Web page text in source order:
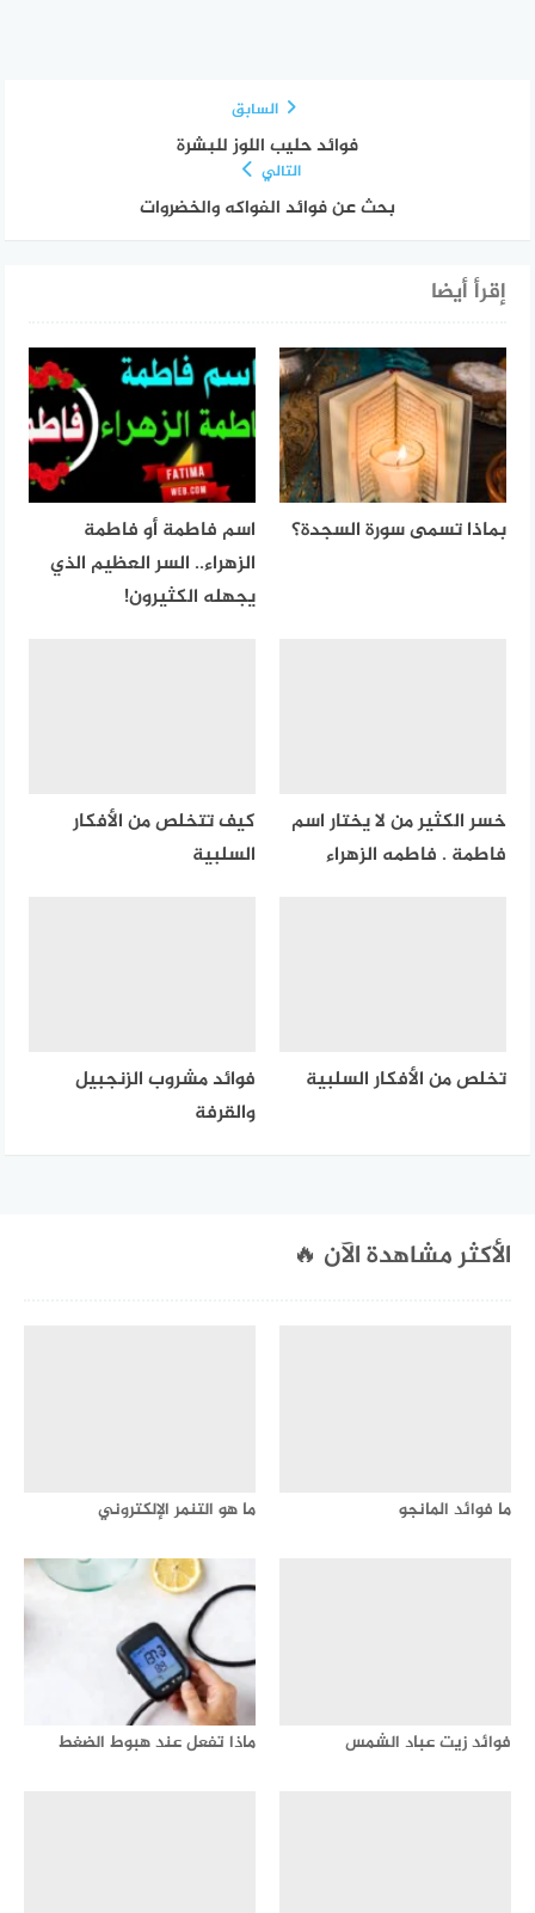
السابق
فوائد حليب اللوز للبشرة
التالي
بحث عن فوائد الفواكه والخضروات
إقرأ أيضا
بماذا تسمى سورة السجدة؟
اسم فاطمة أو فاطمة
الزهراء.. السر العظيم الذي
يجهله الكثيرون!
خسر الكثير من لا يختار اسم
فاطمة . فاطمه الزهراء
كيف تتخلص من الأفكار
السلبية
تخلص من الأفكار السلبية
فوائد مشروب الزنجبيل
والقرفة
الأكثر مشاهدة الآن 🔥
ما فوائد المانجو ما هو التنمر الإلكتروني
فوائد زيت عباد الشمس ماذا تفعل عند هبوط الضغط